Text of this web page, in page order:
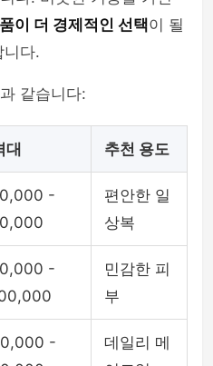
이 더 경제적인 선택이 될
니다.
같습니다:
대 추천 용도
-
편안한 일
상복
-
민감한 피
부
-
데일리 메